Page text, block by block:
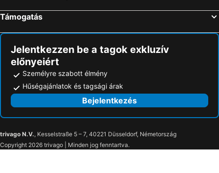
Hotel Neptuno
Hotel Jardín
Hotel Bosquemar
Acv- Costa Marina I-1Alinea Planta 5 Norte
Daytona Vidaber Primera línea
Hotel Jardín de Bellver
Hotel Intur Azor
Támogatás
Jelentkezzen be a tagok exkluzív
előnyeiért
Személyre szabott élmény
Hűségajánlatok és tagsági árak
Bejelentkezés
trivago N.V., Kesselstraße 5 – 7, 40221 Düsseldorf, Németország
Copyright 2026 trivago | Minden jog fenntartva.